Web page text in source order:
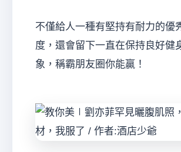
不僅給人一種有堅持有耐力的優
度，還會留下一直在保持良好健
象，稱霸朋友圈你能贏！